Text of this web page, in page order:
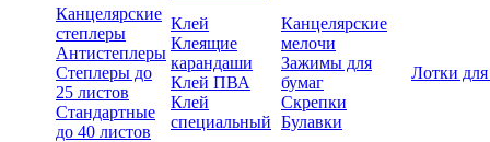
Канцелярские
степлеры
Антистеплеры
Степлеры до
25 листов
Стандартные
до 40 листов
Клей
Клеящие
карандаши
Клей ПВА
Клей
специальный
Канцелярские
мелочи
Зажимы для
бумаг
Скрепки
Булавки
Лотки